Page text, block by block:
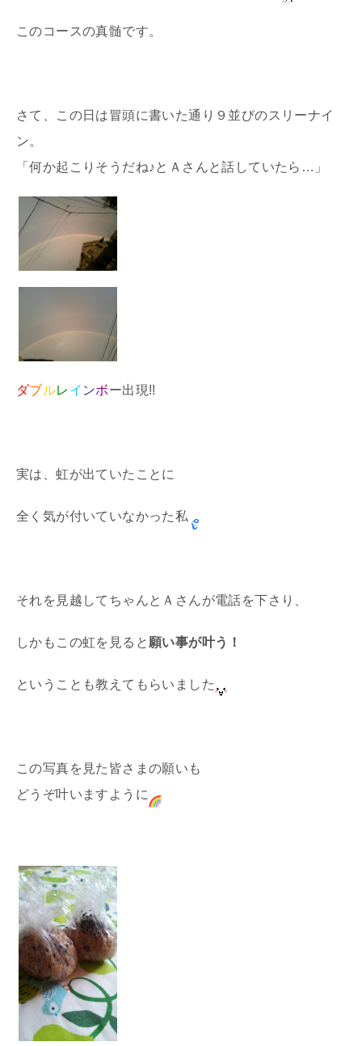
このコースの真髄です。
さて、この日は冒頭に書いた通り９並びのスリーナイ
ン。
「何か起こりそうだね♪とＡさんと話していたら…」
ダブルレ イ ンボー出現!!
実は、虹が出ていたことに
全く気が付いていなかった私
それを見越してちゃんとＡさんが電話を下さり、
しかもこの虹を見ると 願い事が叶う！
ということも教えてもらいました
この写真を見た皆さまの願いも
どうぞ叶いますように